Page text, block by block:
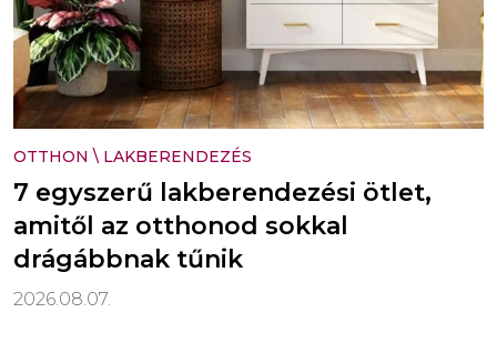
OTTHON \ LAKBERENDEZÉS
7 egyszerű lakberendezési ötlet,
amitől az otthonod sokkal
drágábbnak tűnik
2026.08.07.